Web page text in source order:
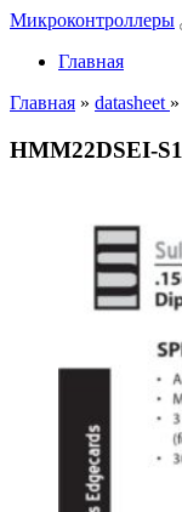
Микроконтроллеры
Главная
Главная » datasheet »
HMM22DSEI-